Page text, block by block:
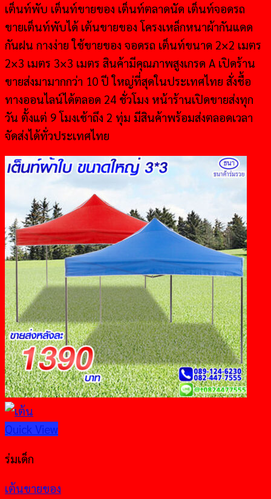
เต็นท์พับ เต็นท์ขายของ เต็นท์ตลาดนัด เต็นท์จอดรถ
ขายเต็นท์พับได้ เต้นขายของ โครงเหล็กหนาผ้ากันแดด
กันฝน กางง่าย ใช้ขายของ จอดรถ เต็นท์ขนาด 2×2 เมตร
2×3 เมตร 3×3 เมตร สินค้ามีคุณภาพสูงเกรด A เปิดร้าน
ขายส่งมามากกว่า 10 ปี ใหญ่ที่สุดในประเทศไทย สั่งชื้อ
ทางออนไลน์ได้ตลอด 24 ชั่วโมง หน้าร้านเปิดขายส่งทุก
วัน ตั้งแต่ 9 โมงเช้าถึง 2 ทุ่ม มีสินค้าพร้อมส่งตลอดเวลา
จัดส่งได้ทั่วประเทศไทย
Quick View
ร่มเด็ก
เต้นขายของ